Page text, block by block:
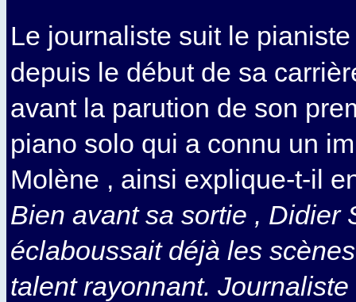
Le journaliste suit le
depuis le début de sa
avant la parution de son
piano solo qui a connu un
Molène , ainsi explique-t-il
Bien avant sa sortie , Didier
éclaboussait déjà les
talent rayonnant.